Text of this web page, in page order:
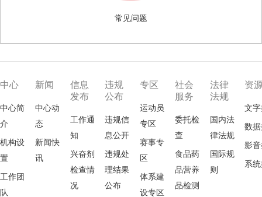
常见问题
中心
中心简
介
机构设
置
工作团
队
新闻
中心动
态
新闻快
讯
信息
发布
工作通
知
兴奋剂
检查情
况
违规
公布
违规信
息公开
违规处
理结果
公布
专区
运动员
专区
赛事专
区
体系建
设专区
社会
服务
委托检
查
食品药
品营养
品检测
法律
法规
国内法
律法规
国际规
则
资
文
数
影
系